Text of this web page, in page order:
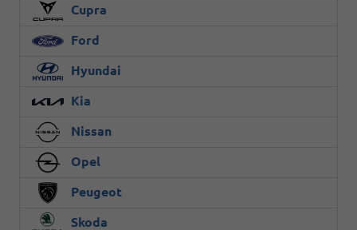
Cupra
Ford
Hyundai
Kia
Nissan
Opel
Peugeot
Skoda